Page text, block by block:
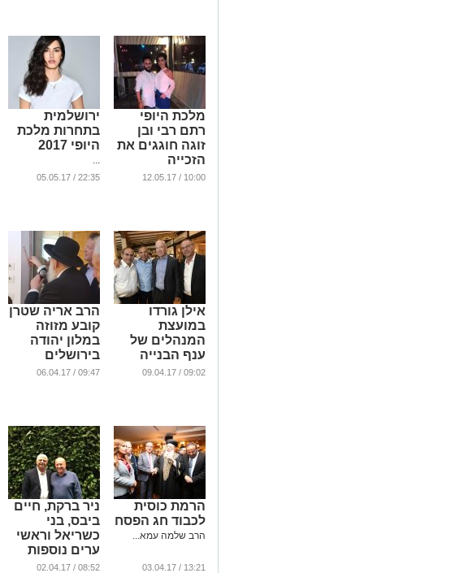
מלכת היופי
רתם רבי ובן
זוגה חוגגים את
הזכייה
...
10:00 / 12.05.17
ירושלמית
בתחרות מלכת
היופי 2017
...
22:35 / 05.05.17
אילן גורדו
במועצת
המנהלים של
ענף הבנייה
...
09:02 / 09.04.17
הרב אריה שטרן
קובע מזוזה
במלון יהודה
בירושלים
...
09:47 / 06.04.17
הרמת כוסית
לכבוד חג הפסח
הרב שלמה עמא...
13:21 / 03.04.17
ניר ברקת, חיים
ביבס, בני
כשריאל וראשי
ערים נוספות
בהרמת הכוסית
08:52 / 02.04.17